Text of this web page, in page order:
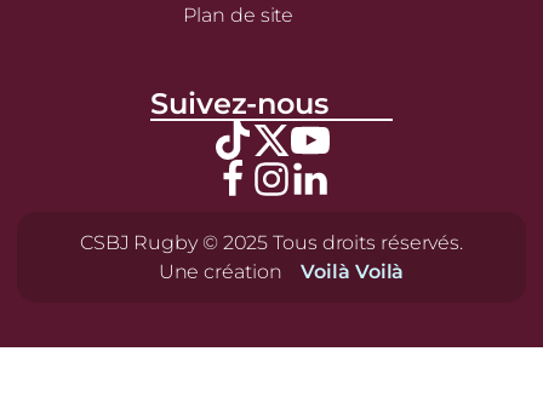
Plan de site
Suivez-nous
CSBJ Rugby © 2025 Tous droits réservés.
Une création
Voilà Voilà